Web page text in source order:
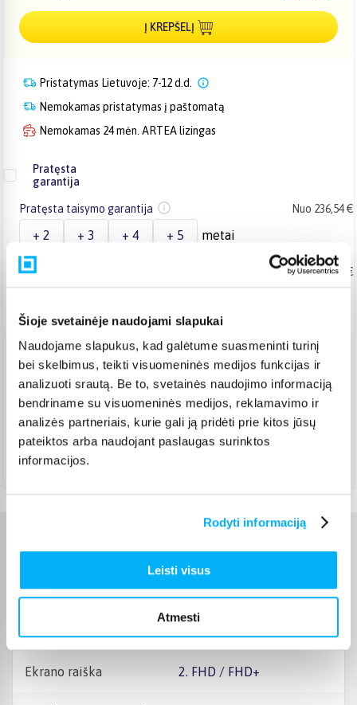
Šioje svetainėje naudojami slapukai
Naudojame slapukus, kad galėtume suasmeninti turinį
bei skelbimus, teikti visuomeninės medijos funkcijas ir
analizuoti srautą. Be to, svetainės naudojimo informaciją
bendriname su visuomeninės medijos, reklamavimo ir
analizės partneriais, kurie gali ją pridėti prie kitos jūsų
pateiktos arba naudojant paslaugas surinktos
informacijos.
Rodyti informaciją
Leisti visus
Atmesti
Į KREPŠELĮ
Pristatymas Lietuvoje: 7-12 d.d.
Nemokamas pristatymas į paštomatą
Nemokamas 24 mėn. ARTEA lizingas
Pratęsta
garantija
Pratęsta taisymo garantija Nuo 236,54 €
+ 2 + 3 + 4 + 5 metai
Pratęsta keitimo garantija Nuo 302,69 €
Venipak kurjeris (3,99 €)
Rugpjūtis 18d. - Rugpjūtis 25d.
DPD kurjeris (4,99 €)
Rugpjūtis 18d. - Rugpjūtis 25d.
Atsiėmimas Veiverių g. 171, Kaunas (1,99 €
Rugpjūtis 18d. - Rugpjūtis 25d.
Charakteristikos
Gamintojas DAHUA
Ekrano raiška 2. FHD / FHD+